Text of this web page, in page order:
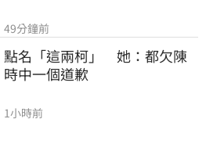
49分鐘前
點名「這兩柯」　她：都欠陳
時中一個道歉
1小時前